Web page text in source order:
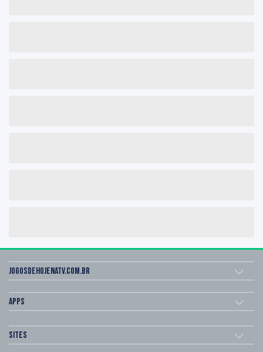
Jogosdehojenatv.com.br
Apps
Sites